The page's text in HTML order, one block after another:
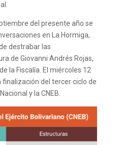
del presente año se
en La Hormiga,
destrabar las
de Giovanni Andrés Rojas,
la Fiscalía. El miércoles 12
del tercer ciclo de
y la CNEB.